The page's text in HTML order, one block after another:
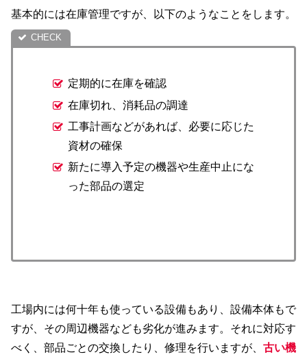
基本的には在庫管理ですが、以下のようなことをします。
定期的に在庫を確認
在庫切れ、消耗品の調達
工事計画などがあれば、必要に応じた
資材の確保
新たに導入予定の機器や生産中止にな
った部品の選定
工場内には何十年も使っている設備もあり、設備本体もで
すが、その周辺機器なども劣化が進みます。それに対応す
べく、部品ごとの交換したり、修理を行いますが、 古い機